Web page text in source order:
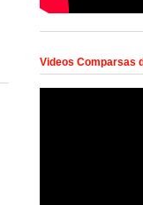
Videos Comparsas